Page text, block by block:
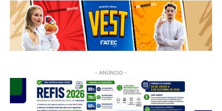
- ANÚNCIO -